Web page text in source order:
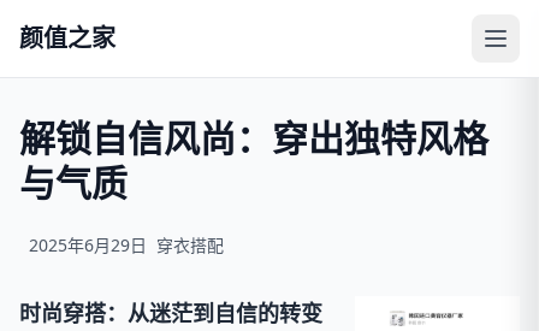
颜值之家
解锁自信风尚：穿出独特风格
与气质
2025年6月29日 穿衣搭配
时尚穿搭：从迷茫到自信的转变